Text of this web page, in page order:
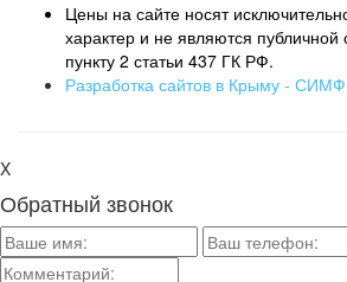
Цены на сайте носят
характер и не являются
пункту 2 статьи 437 ГК РФ.
Разработка сайтов в Крыму -
X
Обратный звонок